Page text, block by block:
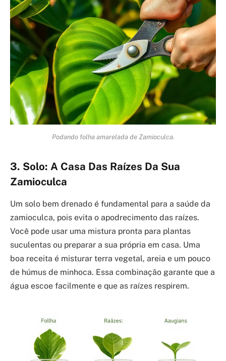
Podando folha amarelada de Zamioculca.
3. Solo: A Casa Das Raízes Da Sua
Zamioculca
Um solo bem drenado é fundamental para a saúde da
zamioculca, pois evita o apodrecimento das raízes.
Você pode usar uma mistura pronta para plantas
suculentas ou preparar a sua própria em casa. Uma
boa receita é misturar terra vegetal, areia e um pouco
de húmus de minhoca. Essa combinação garante que a
água escoe facilmente e que as raízes respirem.